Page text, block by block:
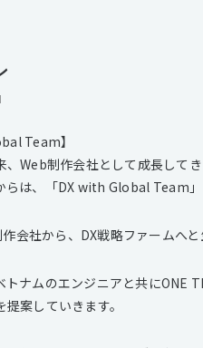
Team】
、Web制作会社として成長して
らは、「DX with Global Team
会社から、DX戦略ファームへ
トナムのエンジニアと共にONE
案していきます。